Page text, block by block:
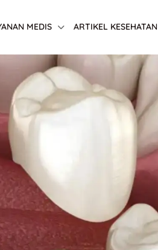
MEDIS ARTIKEL KESEHATAN